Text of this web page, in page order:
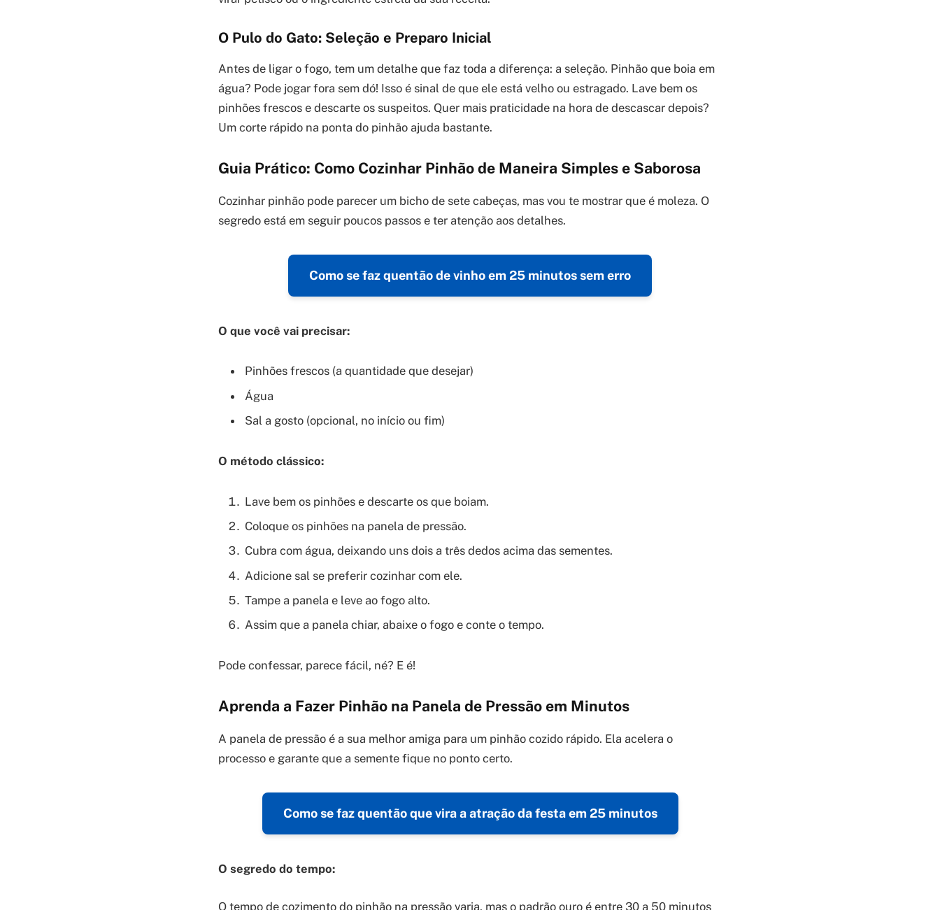
O Pulo do Gato: Seleção e Preparo Inicial
Antes de ligar o fogo, tem um detalhe que faz toda a diferença: a seleção. Pinhão que boia em
água? Pode jogar fora sem dó! Isso é sinal de que ele está velho ou estragado. Lave bem os
pinhões frescos e descarte os suspeitos. Quer mais praticidade na hora de descascar depois?
Um corte rápido na ponta do pinhão ajuda bastante.
Guia Prático: Como Cozinhar Pinhão de Maneira Simples e Saborosa
Cozinhar pinhão pode parecer um bicho de sete cabeças, mas vou te mostrar que é moleza. O
segredo está em seguir poucos passos e ter atenção aos detalhes.
Como se faz quentão de vinho em 25 minutos sem erro
O que você vai precisar:
Pinhões frescos (a quantidade que desejar)
Água
Sal a gosto (opcional, no início ou fim)
O método clássico:
Lave bem os pinhões e descarte os que boiam.
Coloque os pinhões na panela de pressão.
Cubra com água, deixando uns dois a três dedos acima das sementes.
Adicione sal se preferir cozinhar com ele.
Tampe a panela e leve ao fogo alto.
Assim que a panela chiar, abaixe o fogo e conte o tempo.
Pode confessar, parece fácil, né? E é!
Aprenda a Fazer Pinhão na Panela de Pressão em Minutos
A panela de pressão é a sua melhor amiga para um pinhão cozido rápido. Ela acelera o
processo e garante que a semente fique no ponto certo.
Como se faz quentão que vira a atração da festa em 25 minutos
O segredo do tempo:
O tempo de cozimento do pinhão na pressão varia, mas o padrão ouro é entre 30 a 50 minutos